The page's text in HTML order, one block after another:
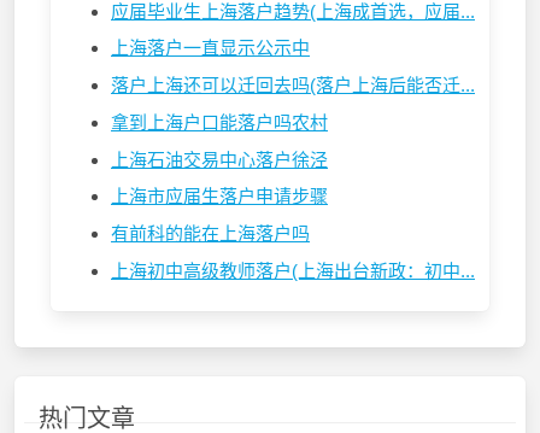
应届毕业生上海落户趋势(上海成首选，应届...
上海落户一直显示公示中
落户上海还可以迁回去吗(落户上海后能否迁...
拿到上海户口能落户吗农村
上海石油交易中心落户徐泾
上海市应届生落户申请步骤
有前科的能在上海落户吗
上海初中高级教师落户(上海出台新政：初中...
热门文章